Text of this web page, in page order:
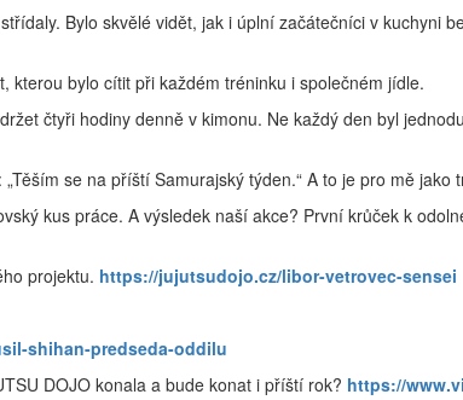
Bylo skvělé vidět, jak i úplní začátečníci v kuchyni
kterou bylo cítit při každém tréninku i společném jídle.
čtyři hodiny denně v kimonu. Ne každý den byl
se na příští Samurajský týden.“ A to je pro mě
kus práce. A výsledek naší akce? První krůček k
projektu. https://jujutsudojo.cz/libor-vetrovec-sensei
shihan-predseda-oddilu
DOJO konala a bude konat i příští rok? https://